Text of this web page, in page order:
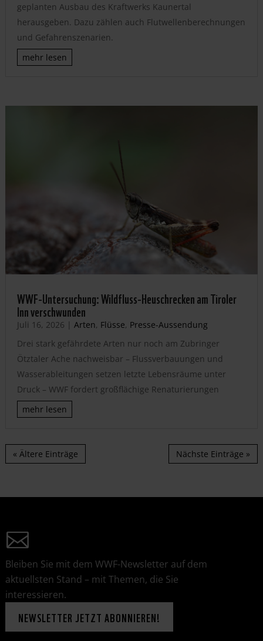
geplanten Ausbau des Kraftwerks Kaunertal
herausgeben. Dazu zählen auch Flutwellenberechnungen
und Gefahrenszenarien.
mehr lesen
WWF-Untersuchung: Wildfluss-Heuschrecken am Tiroler
Inn verschwunden
Juli 16, 2026 | Arten, Flüsse, Presse-Aussendung
Drei stark gefährdete Arten nur noch am Zubringer
Ötztaler Ache nachweisbar – Flussverbauungen und
Wasserableitungen setzen letzte Lebensräume unter
Druck – WWF fordert großflächige Renaturierungen
mehr lesen
« Ältere Einträge Nächste Einträge »
Bleiben Sie mit dem WWF-Newsletter auf dem
aktuellsten Stand – mit Themen, die Sie
interessieren.
NEWSLETTER JETZT ABONNIEREN!